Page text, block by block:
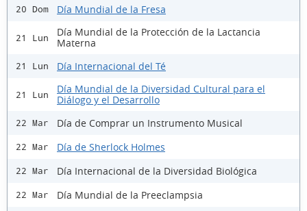
20 Dom Día Mundial de la Fresa
21 Lun
Día Mundial de la Protección de la Lactancia
Materna
21 Lun Día Internacional del Té
21 Lun
Día Mundial de la Diversidad Cultural para el
Diálogo y el Desarrollo
22 Mar Día de Comprar un Instrumento Musical
22 Mar Día de Sherlock Holmes
22 Mar Día Internacional de la Diversidad Biológica
22 Mar Día Mundial de la Preeclampsia